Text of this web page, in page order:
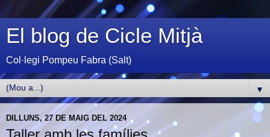
El blog de Cicle Mitjà
Col·legi Pompeu Fabra (Salt)
▼
DILLUNS, 27 DE MAIG DEL 2024